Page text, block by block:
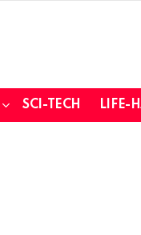
SCI-TECH LIFE-